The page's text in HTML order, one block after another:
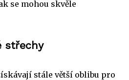
se mohou skvěle
střechy
stále větší oblibu pro